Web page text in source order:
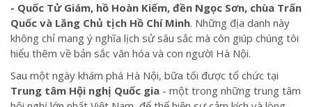
- Quốc Tử Giám, hồ Hoàn Kiếm, đền Ngọc Sơn, chùa Trấn
Quốc và Lăng Chủ tịch Hồ Chí Minh. Những địa danh này
không chỉ mang ý nghĩa lịch sử sâu sắc mà còn giúp chúng tôi
hiểu thêm về bản sắc văn hóa và con người Hà Nội.
Sau một ngày khám phá Hà Nội, bữa tối được tổ chức tại
Trung tâm Hội nghị Quốc gia - một trong những trung tâm